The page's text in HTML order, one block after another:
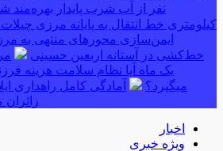
نفر از آب شرب پایدار بهره‌مند
کیلومتری خط انتقال به پایانه مرزی
ایمن‌سازی محورهای منتهی به
خط‌کشی در آستانه اربعین حسینی
یک ماه آیا نظام سلامت هزینه
میگیرد؟
آمادگی کامل راهداری
اخبار
ویژه خبری